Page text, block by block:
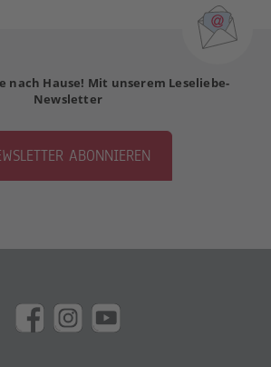
nach Hause! Mit unserem Leseliebe-
Newsletter
ABONNIEREN